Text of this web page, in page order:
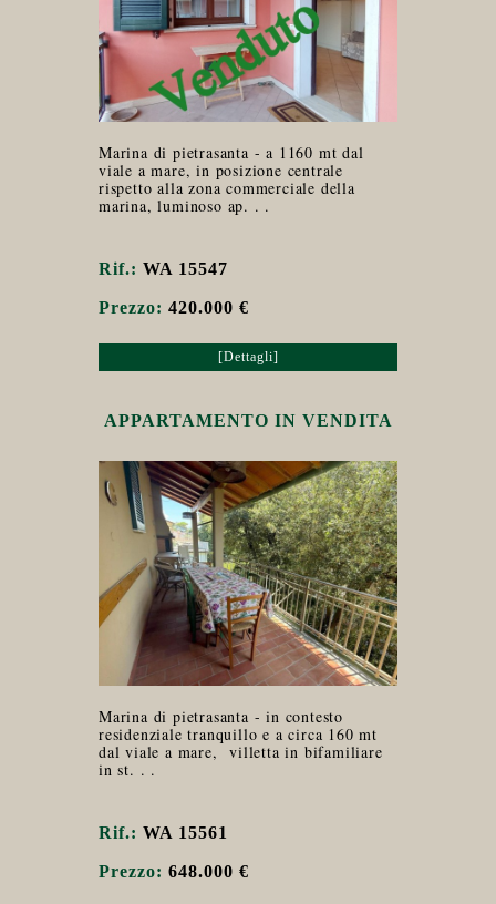
Marina di pietrasanta - a 1160 mt dal
viale a mare, in posizione centrale
rispetto alla zona commerciale della
marina, luminoso ap. . .
Rif.: WA 15547
Prezzo: 420.000 €
[Dettagli]
APPARTAMENTO IN VENDITA
Marina di pietrasanta - in contesto
residenziale tranquillo e a circa 160 mt
dal viale a mare, villetta in bifamiliare
in st. . .
Rif.: WA 15561
Prezzo: 648.000 €